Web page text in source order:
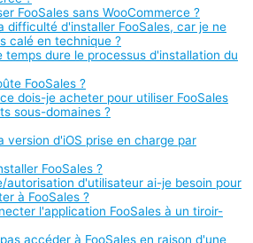
FooSales sans WooCommerce ?
difficulté d'installer FooSales, car je ne
calé en technique ?
temps dure le processus d'installation du
FooSales ?
dois-je acheter pour utiliser FooSales
sous-domaines ?
version d'iOS prise en charge par
FooSales ?
autorisation d'utilisateur ai-je besoin pour
à FooSales ?
l'application FooSales à un tiroir-
accéder à FooSales en raison d'une